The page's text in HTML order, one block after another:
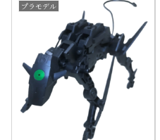
プラモデル